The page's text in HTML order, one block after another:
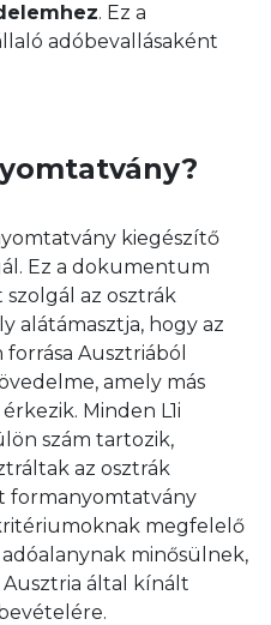
. Ez a
adóbevallásaként
kiegészítő
Ez a dokumentum
az osztrák
alátámasztja, hogy az
Ausztriából
amely más
Minden L1i
szám tartozik,
az osztrák
formanyomtatvány
megfelelő
minősülnek,
által kínált